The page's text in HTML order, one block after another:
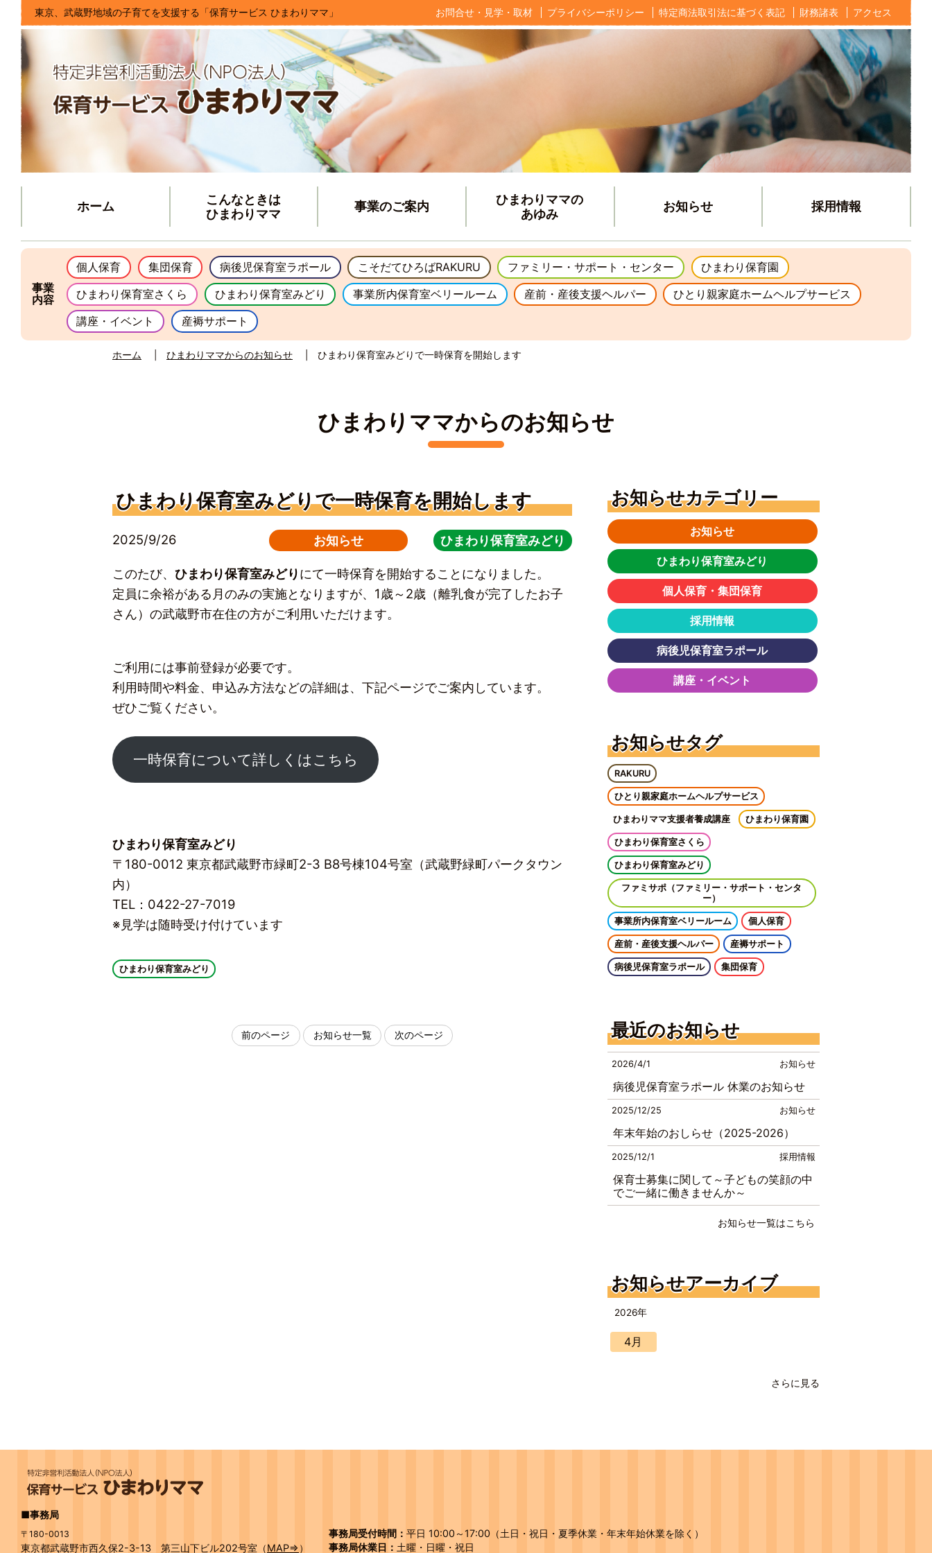
東京、武蔵野地域の子育てを支援する「保育サービス ひまわりママ」 お問合せ・見学・取材 プライバシーポリシー 特定商法取引法に基づく表記 財務諸表 アクセス
ホーム
こんなときは
ひまわりママ
事業のご案内
ひまわりママの
あゆみ
お知らせ 採用情報
事業
内容
個人保育 集団保育 病後児保育室ラポール こそだてひろばRAKURU ファミリー・サポート・センター
ひまわり保育園
ひまわり保育室さくら
ひまわり保育室みどり 事業所内保育室ベリールーム 産前・産後支援ヘルパー
ひとり親家庭ホームヘルプサービス
講座・イベント
産褥サポート
ホーム ひまわりママからのお知らせ ひまわり保育室みどりで一時保育を開始します
ひまわりママからのお知らせ
ひまわり保育室みどりで一時保育を開始します
2025/9/26 お知らせ ひまわり保育室みどり
このたび、 ひまわり保育室みどりにて一時保育を開始することになりました。
定員に余裕がある月のみの実施となりますが、1歳～2歳（離乳食が完了したお子
さん）の武蔵野市在住の方がご利用いただけます。
ご利用には事前登録が必要です。
利用時間や料金、申込み方法などの詳細は、下記ページでご案内しています。
ぜひご覧ください。
一時保育について詳しくはこちら
ひまわり保育室みどり
〒180-0012 東京都武蔵野市緑町2-3 B8号棟104号室（武蔵野緑町パークタウン
内）
TEL：0422-27-7019
※見学は随時受け付けています
ひまわり保育室みどり
前のページ お知らせ一覧 次のページ
お知らせカテゴリー
お知らせ
ひまわり保育室みどり
個人保育・集団保育
採用情報
病後児保育室ラポール
講座・イベント
お知らせタグ
RAKURU
ひとり親家庭ホームヘルプサービス
ひまわりママ支援者養成講座 ひまわり保育園
ひまわり保育室さくら
ひまわり保育室みどり
ファミサポ（ファミリー・サポート・センタ
ー）
事業所内保育室ベリールーム 個人保育
産前・産後支援ヘルパー 産褥サポート
病後児保育室ラポール 集団保育
最近のお知らせ
2026/4/1 お知らせ
病後児保育室ラポール 休業のお知らせ
2025/12/25 お知らせ
年末年始のおしらせ（2025-2026）
2025/12/1 採用情報
保育士募集に関して～子どもの笑顔の中
でご一緒に働きませんか～
お知らせ一覧はこちら
お知らせアーカイブ
2026年
4月
さらに見る
■事務局
〒180-0013
東京都武蔵野市西久保2-3-13 第三山下ビル202号室（MAP⇒ ）
事務局受付時間： 平日 10:00～17:00（土日・祝日・夏季休業・年末年始休業を除く）
事務局休業日： 土曜・日曜・祝日